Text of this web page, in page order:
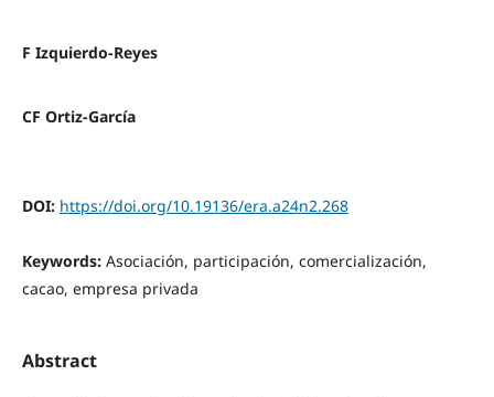
F Izquierdo-Reyes
CF Ortiz-García
DOI: https://doi.org/10.19136/era.a24n2.268
Keywords: Asociación, participación, comercialización,
cacao, empresa privada
Abstract